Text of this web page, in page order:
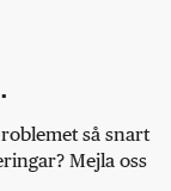
så snart
Mejla oss